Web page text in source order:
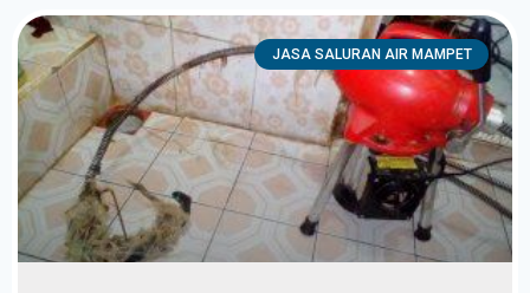
JASA SALURAN AIR MAMPET